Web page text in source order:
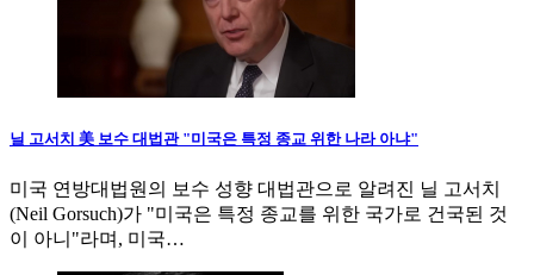
닐 고서치 美 보수 대법관 "미국은 특정 종교 위한 나라 아냐"
미국 연방대법원의 보수 성향 대법관으로 알려진 닐 고서치
(Neil Gorsuch)가 "미국은 특정 종교를 위한 국가로 건국된 것
이 아니"라며, 미국…